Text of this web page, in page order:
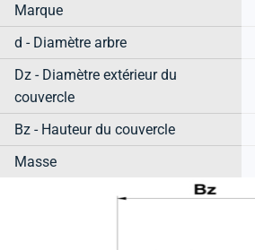
Marque
d - Diamètre arbre
Dz - Diamètre extérieur du
couvercle
Bz - Hauteur du couvercle
Masse